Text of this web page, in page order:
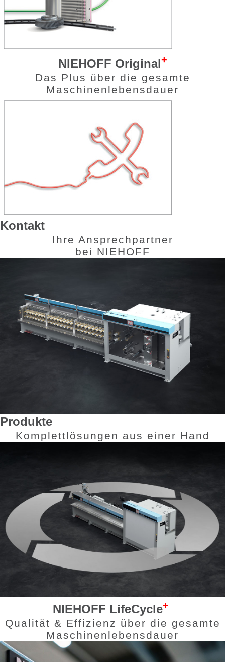
NIEHOFF Original+
Das Plus über die gesamte
Maschinenlebensdauer
Original
Service
Original+ Modernisierungsmaßnahmen
Kontakt
Ihre Ansprechpartner
bei NIEHOFF
Bei uns finden Sie für jeden Bereich den richtigen
Nehmen Sie Kontakt mit uns auf.
Produkte
Komplettlösungen aus einer Hand
Weiterverarbeitung zu Automobil-, Daten- und Spezialkabeln
benötigt werden.
Weiter
NIEHOFF LifeCycle+
Qualität & Effizienz über die gesamte
Maschinenlebensdauer
Support Services - für professionelle Unterstützung
Modernize Services - für die Verlängerung der Lebensdauer
Weiter
Bei uns finden Sie für jeden Bereich den richtigen